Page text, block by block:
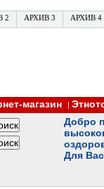
2 АРХИВ 3 АРХИВ 4
магазин |
Добро
Для